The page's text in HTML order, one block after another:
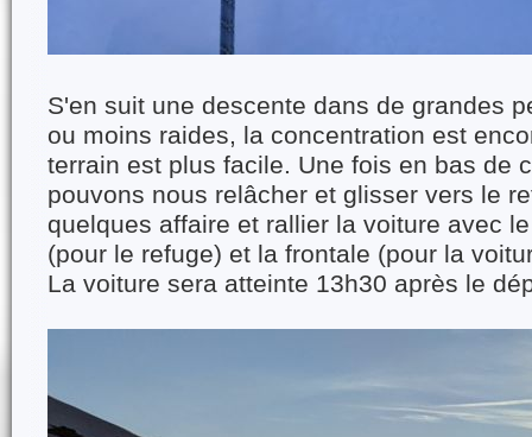
S'en suit une descente dans de grandes
ou moins raides, la concentration est
terrain est plus facile. Une fois en bas de
pouvons nous relâcher et glisser vers le
quelques affaire et rallier la voiture avec
(pour le refuge) et la frontale (pour la
La voiture sera atteinte 13h30 après le